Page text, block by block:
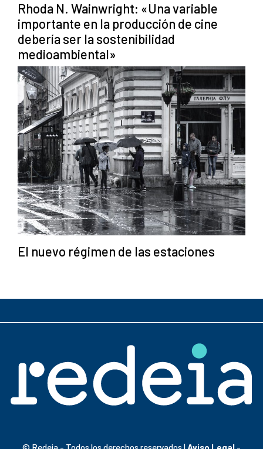
Rhoda N. Wainwright: «Una variable
importante en la producción de cine
debería ser la sostenibilidad
medioambiental»
El nuevo régimen de las estaciones